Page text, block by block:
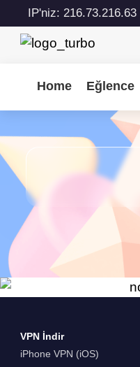
IP'niz: 216.73.216.63
Home Eğlence
VPN İndir
iPhone VPN (iOS)